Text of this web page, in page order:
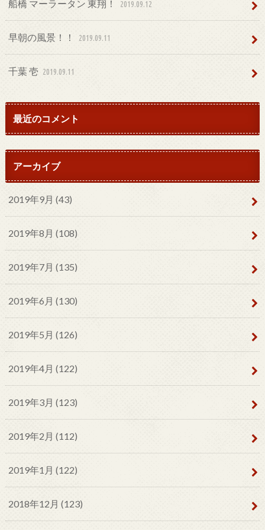
船橋 マーラータン 東翔！ 2019.09.12
早朝の風景！！ 2019.09.11
千葉 壱 2019.09.11
最近のコメント
アーカイブ
2019年9月 (43)
2019年8月 (108)
2019年7月 (135)
2019年6月 (130)
2019年5月 (126)
2019年4月 (122)
2019年3月 (123)
2019年2月 (112)
2019年1月 (122)
2018年12月 (123)